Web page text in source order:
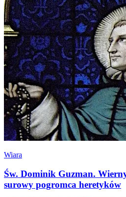
Wiara
Św. Dominik Guzman.
surowy pogromca heretyków